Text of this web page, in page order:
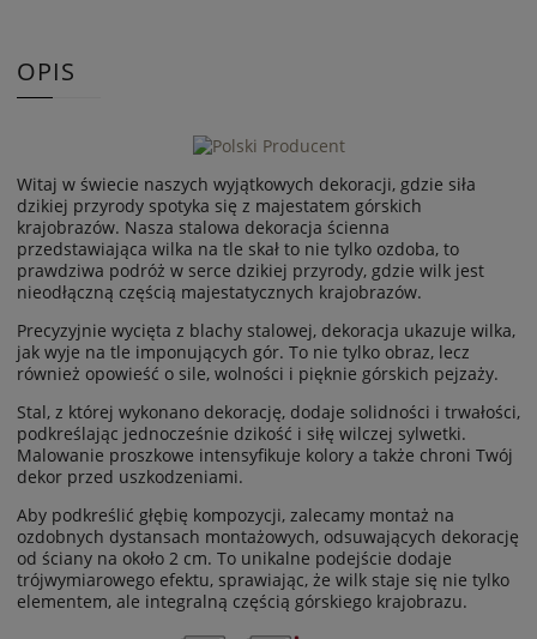
OPIS
Witaj w świecie naszych wyjątkowych dekoracji, gdzie siła
dzikiej przyrody spotyka się z majestatem górskich
krajobrazów. Nasza stalowa dekoracja ścienna
przedstawiająca wilka na tle skał to nie tylko ozdoba, to
prawdziwa podróż w serce dzikiej przyrody, gdzie wilk jest
nieodłączną częścią majestatycznych krajobrazów.
Precyzyjnie wycięta z blachy stalowej, dekoracja ukazuje wilka,
jak wyje na tle imponujących gór. To nie tylko obraz, lecz
również opowieść o sile, wolności i pięknie górskich pejzaży.
Stal, z której wykonano dekorację, dodaje solidności i trwałości,
podkreślając jednocześnie dzikość i siłę wilczej sylwetki.
Malowanie proszkowe intensyfikuje kolory a także chroni Twój
dekor przed uszkodzeniami.
Aby podkreślić głębię kompozycji, zalecamy montaż na
ozdobnych dystansach montażowych, odsuwających dekorację
od ściany na około 2 cm. To unikalne podejście dodaje
trójwymiarowego efektu, sprawiając, że wilk staje się nie tylko
elementem, ale integralną częścią górskiego krajobrazu.